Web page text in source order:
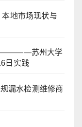
地市场现状与
————苏州大学
日实践
漏水检测维修商